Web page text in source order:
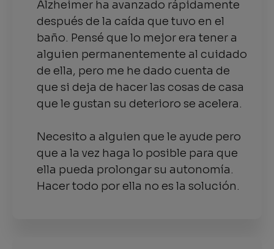
Alzheimer ha avanzado rápidamente
después de la caída que tuvo en el
baño. Pensé que lo mejor era tener a
alguien permanentemente al cuidado
de ella, pero me he dado cuenta de
que si deja de hacer las cosas de casa
que le gustan su deterioro se acelera.
Necesito a alguien que le ayude pero
que a la vez haga lo posible para que
ella pueda prolongar su autonomía.
Hacer todo por ella no es la solución.